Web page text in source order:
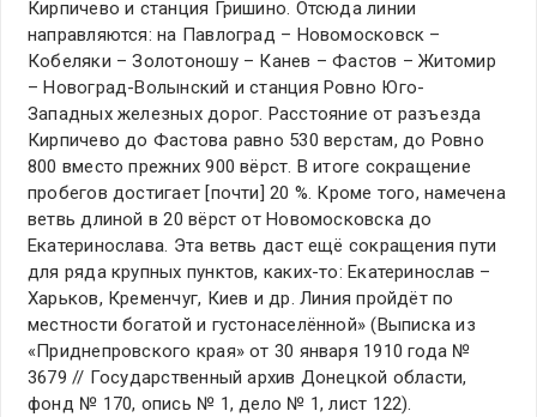
Кирпичево и станция Гришино. Отсюда линии
направляются: на Павлоград – Новомосковск –
Кобеляки – Золотоношу – Канев – Фастов – Житомир
– Новоград-Волынский и станция Ровно Юго-
Западных железных дорог. Расстояние от разъезда
Кирпичево до Фастова равно 530 верстам, до Ровно
800 вместо прежних 900 вёрст. В итоге сокращение
пробегов достигает [почти] 20 %. Кроме того, намечена
ветвь длиной в 20 вёрст от Новомосковска до
Екатеринослава. Эта ветвь даст ещё сокращения пути
для ряда крупных пунктов, каких-то: Екатеринослав –
Харьков, Кременчуг, Киев и др. Линия пройдёт по
местности богатой и густонаселённой» (Выписка из
«Приднепровского края» от 30 января 1910 года №
3679 // Государственный архив Донецкой области,
фонд № 170, опись № 1, дело № 1, лист 122).